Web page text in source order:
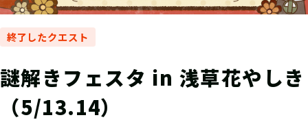
終了したクエスト
謎解きフェスタ in 浅草花やしき
（5/13.14）